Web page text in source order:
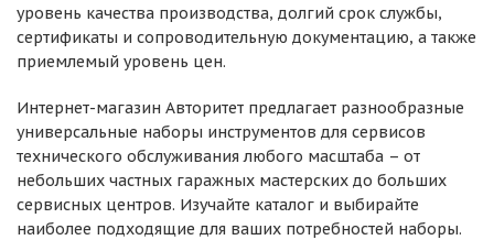
уровень качества производства, долгий срок службы,
сертификаты и сопроводительную документацию, а также
приемлемый уровень цен.
Интернет-магазин Авторитет предлагает разнообразные
универсальные наборы инструментов для сервисов
технического обслуживания любого масштаба – от
небольших частных гаражных мастерских до больших
сервисных центров. Изучайте каталог и выбирайте
наиболее подходящие для ваших потребностей наборы.